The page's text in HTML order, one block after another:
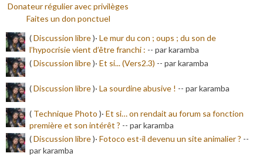
Donateur régulier avec privilèges
Faites un don ponctuel
(Discussion libre)· Le mur du con ; oups ; du son de
l’hypocrisie vient d’être franchi : -- par karamba
(Discussion libre)· Et si... (Vers2.3) -- par karamba
(Discussion libre)· La sourdine abusive ! -- par karamba
( Technique Photo )· Et si… on rendait au forum sa fonction
première et son intérêt ? -- par karamba
(Discussion libre)· Fotoco est-il devenu un site animalier ? --
par karamba